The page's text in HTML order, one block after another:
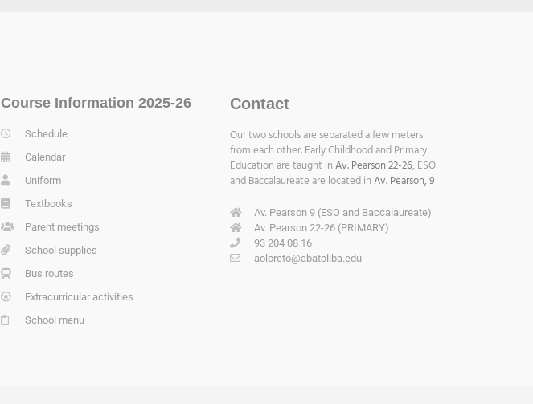
Course Information 2025-26
Schedule
Calendar
Uniform
Textbooks
Parent meetings
School supplies
Bus routes
Extracurricular activities
School menu
Contact
Our two schools are separated a few meters
from each other. Early Childhood and Primary
Education are taught inAv. Pearson 22-26, ESO
and Baccalaureate are located inAv. Pearson, 9
Av. Pearson 9 (ESO and Baccalaureate)
Av. Pearson 22-26 (PRIMARY)
93 204 08 16
aoloreto@abatoliba.edu